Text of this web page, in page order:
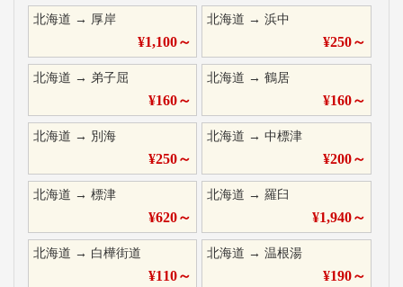
北海道 → 厚岸
¥1,100～
北海道 →浜中
¥250～
北海道 → 弟子屈
¥160～
北海道 →鶴居
¥160～
北海道 → 別海
¥250～
北海道 →中標津
¥200～
北海道 → 標津
¥620～
北海道 →羅臼
¥1,940～
北海道 → 白樺街道
¥110～
北海道 →温根湯
¥190～